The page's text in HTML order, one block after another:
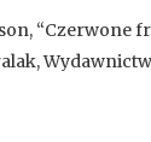
“Czerwone